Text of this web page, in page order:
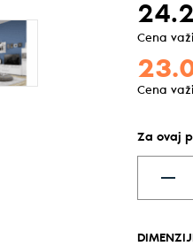
Cena
Cena
Za ovaj